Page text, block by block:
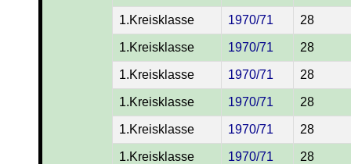
1.Kreisklasse 1970/71 28
1.Kreisklasse 1970/71 28
1.Kreisklasse 1970/71 28
1.Kreisklasse 1970/71 28
1.Kreisklasse 1970/71 28
1.Kreisklasse 1970/71 28